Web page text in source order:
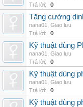
Trả lời:
0
Tăng cường
nana01
Giao lưu
Trả lời:
0
Kỹ thuật dùng
nana01
Giao lưu
Trả lời:
0
Kỹ thuật dùng
nana01
Giao lưu
Trả lời:
0
Kỹ thuật dùng